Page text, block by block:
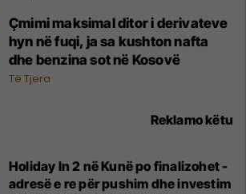
Çmimi maksimal ditor i derivateve
hyn në fuqi, ja sa kushton nafta
dhe benzina sot në Kosovë
Të Tjera
Reklamo këtu
Holiday In 2 në Kunë po finalizohet -
adresë e re për pushim dhe investim